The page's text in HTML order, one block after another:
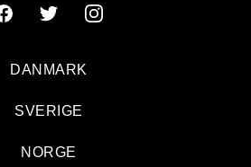
DANMARK
SVERIGE
NORGE